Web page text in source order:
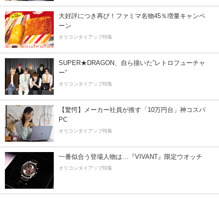
大好評につき再び！ファミマ名物45％増量キャンペ
ーン
オリコンタイアップ特集
SUPER★DRAGON、自ら描いた”レトロフューチャ
ー”
オリコンタイアップ特集
【驚愕】メーカー社員が推す「10万円台」神コスパ
PC
オリコンタイアップ特集
一番似合う登場人物は…『VIVANT』限定ウオッチ
オリコンタイアップ特集